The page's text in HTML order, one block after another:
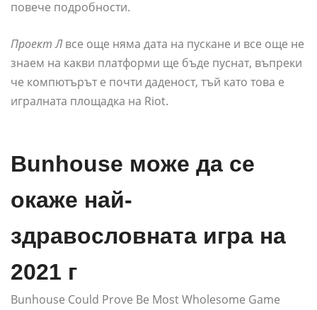
повече подробности.
Проект Лвсе още няма дата на пускане и все още не
знаем на какви платформи ще бъде пуснат, въпреки
че компютърът е почти даденост, тъй като това е
игралната площадка на Riot.
Bunhouse може да се
окаже най-
здравословната игра на
2021 г
Bunhouse Could Prove Be Most Wholesome Game